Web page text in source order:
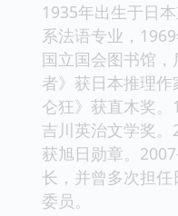
1935年出生于日
系法语专业，
国立国会图书馆
者》获日本推理
仑狂》获直木奖
吉川英治文学奖
获旭日勋章。
长，并曾多次担
委员。